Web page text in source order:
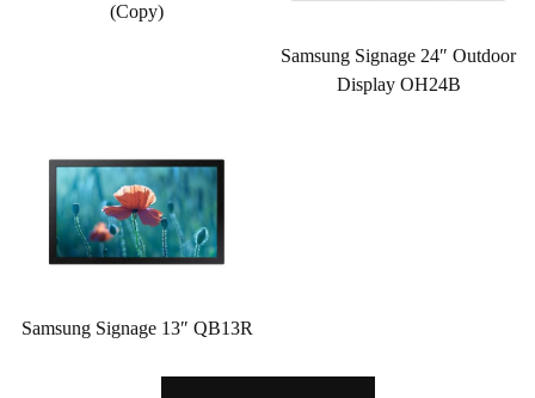
(Copy)
Samsung Signage 24″ Outdoor
Display OH24B
Samsung Signage 13″ QB13R